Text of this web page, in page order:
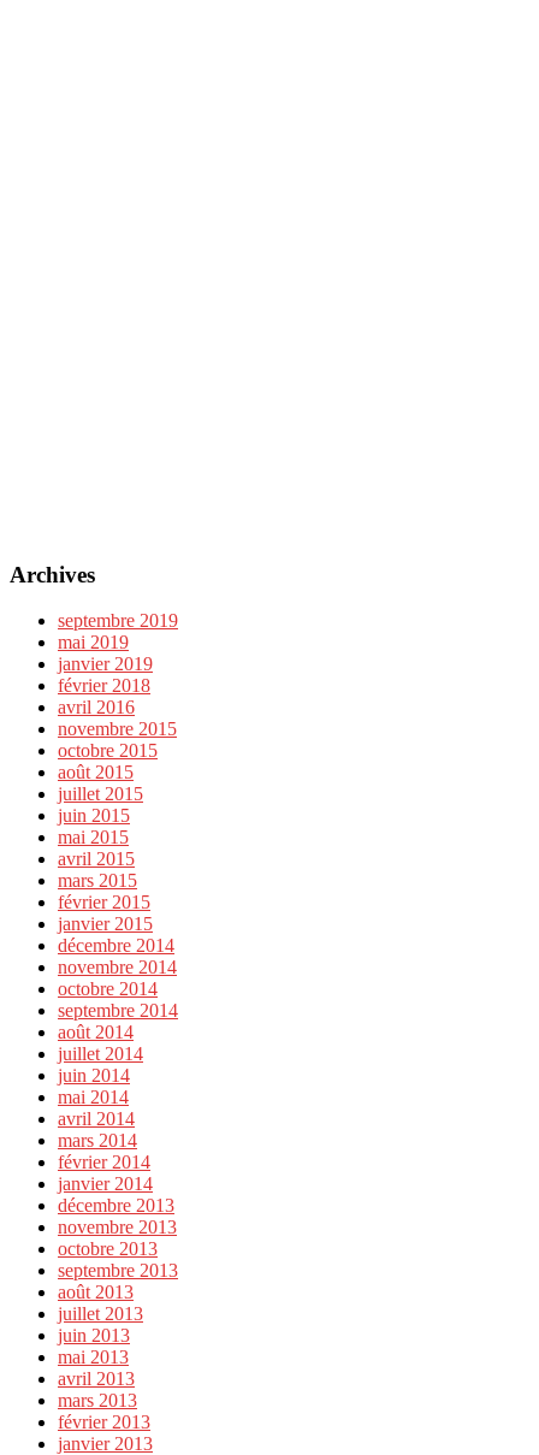
Archives
septembre 2019
mai 2019
janvier 2019
février 2018
avril 2016
novembre 2015
octobre 2015
août 2015
juillet 2015
juin 2015
mai 2015
avril 2015
mars 2015
février 2015
janvier 2015
décembre 2014
novembre 2014
octobre 2014
septembre 2014
août 2014
juillet 2014
juin 2014
mai 2014
avril 2014
mars 2014
février 2014
janvier 2014
décembre 2013
novembre 2013
octobre 2013
septembre 2013
août 2013
juillet 2013
juin 2013
mai 2013
avril 2013
mars 2013
février 2013
janvier 2013